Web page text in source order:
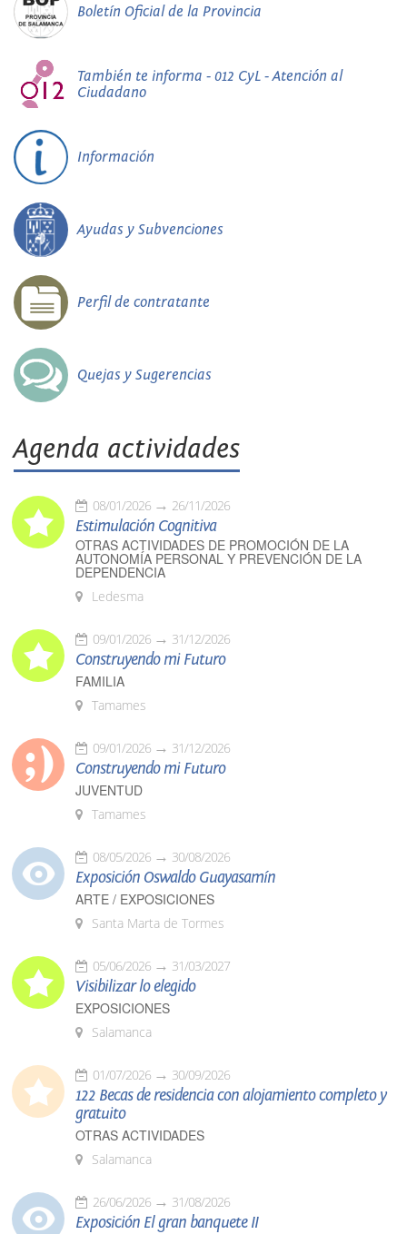
Boletín Oficial de la Provincia
También te informa - 012 CyL - Atención al
Ciudadano
Información
Ayudas y Subvenciones
Perfil de contratante
Quejas y Sugerencias
Agenda actividades
08/01/2026 26/11/2026
Estimulación Cognitiva
OTRAS ACTIVIDADES DE PROMOCIÓN DE LA
AUTONOMÍA PERSONAL Y PREVENCIÓN DE LA
DEPENDENCIA
Ledesma
09/01/2026 31/12/2026
Construyendo mi Futuro
FAMILIA
Tamames
09/01/2026 31/12/2026
Construyendo mi Futuro
JUVENTUD
Tamames
08/05/2026 30/08/2026
Exposición Oswaldo Guayasamín
ARTE / EXPOSICIONES
Santa Marta de Tormes
05/06/2026 31/03/2027
Visibilizar lo elegido
EXPOSICIONES
Salamanca
01/07/2026 30/09/2026
122 Becas de residencia con alojamiento completo y
gratuito
OTRAS ACTIVIDADES
Salamanca
26/06/2026 31/08/2026
Exposición El gran banquete II